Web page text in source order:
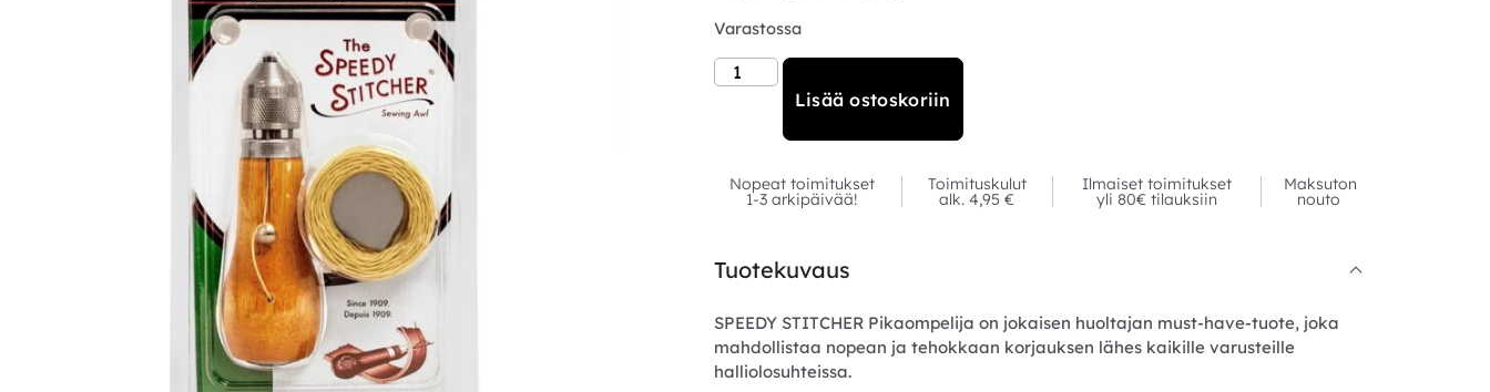
Varastossa
Lisää ostoskoriin
Nopeat toimitukset
1-3 arkipäivää!
Toimituskulut
alk. 4,95 €
Ilmaiset toimitukset
yli 80€ tilauksiin
Maksuton
nouto
Tuotekuvaus
SPEEDY STITCHER Pikaompelija on jokaisen huoltajan must-have-tuote, joka
mahdollistaa nopean ja tehokkaan korjauksen lähes kaikille varusteille
halliolosuhteissa.